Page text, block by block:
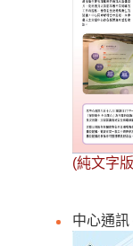
(純文字
中心通訊